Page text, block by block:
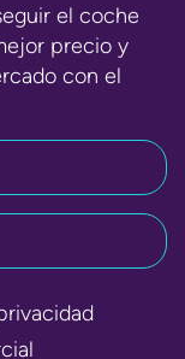
el coche
precio y
con el